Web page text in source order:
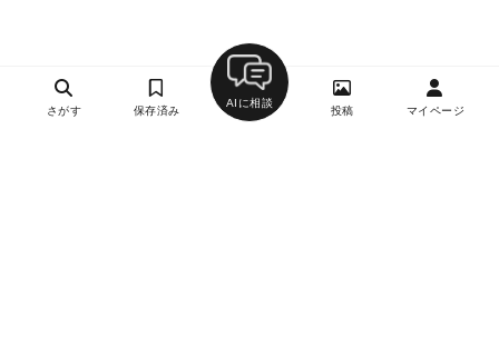
さがす 保存済み
AIに相談
投稿 マイページ